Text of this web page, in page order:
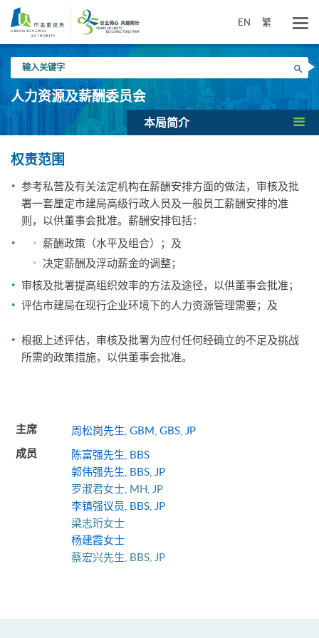
要
EN 繁
入
关
键
搜寻
人力资源及薪酬委员会
本局简介
权责范围
参考私营及有关法定机构在薪酬安排方面的做法，审核及批
署一套厘定市建局高级行政人员及一般员工薪酬安排的准
则，以供董事会批准。薪酬安排包括：
薪酬政策（水平及组合）；及
决定薪酬及浮动薪金的调整；
审核及批署提高组织效率的方法及途径，以供董事会批准；
评估市建局在现行企业环境下的人力资源管理需要；及
根据上述评估，审核及批署为应付任何经确立的不足及挑战
所需的政策措施，以供董事会批准。
主席 周松岗先生, GBM, GBS, JP
成员
陈富强先生, BBS
郭伟强先生, BBS, JP
罗淑君女士, MH, JP
李镇强议员, BBS, JP
梁志珩女士
杨建霞女士
蔡宏兴先生, BBS, JP